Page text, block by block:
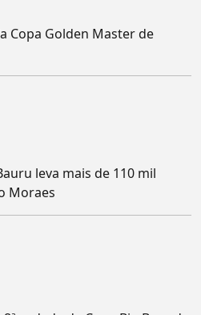
Copa Golden Master de
leva mais de 110 mil
Moraes